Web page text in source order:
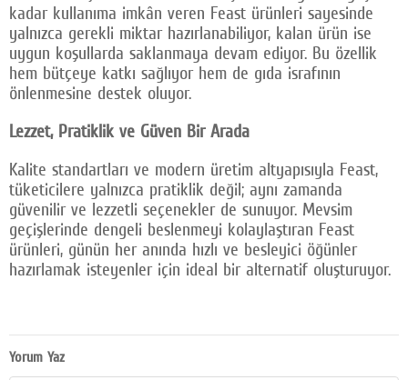
kadar kullanıma imkân veren Feast ürünleri sayesinde
yalnızca gerekli miktar hazırlanabiliyor, kalan ürün ise
uygun koşullarda saklanmaya devam ediyor. Bu özellik
hem bütçeye katkı sağlıyor hem de gıda israfının
önlenmesine destek oluyor.
Lezzet, Pratiklik ve Güven Bir Arada
Kalite standartları ve modern üretim altyapısıyla Feast,
tüketicilere yalnızca pratiklik değil; aynı zamanda
güvenilir ve lezzetli seçenekler de sunuyor. Mevsim
geçişlerinde dengeli beslenmeyi kolaylaştıran Feast
ürünleri, günün her anında hızlı ve besleyici öğünler
hazırlamak isteyenler için ideal bir alternatif oluşturuyor.
Yorum Yaz